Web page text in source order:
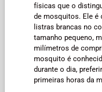
físicas que o
de mosquitos. Ele é
listras brancas no
tamanho pequeno,
milímetros de
mosquito é
durante o dia,
primeiras horas da